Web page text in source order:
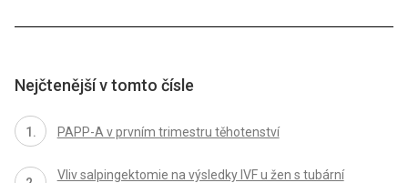
Nejčtenější v tomto čísle
PAPP-A v prvním trimestru těhotenství
Vliv salpingektomie na výsledky IVF u žen s tubární